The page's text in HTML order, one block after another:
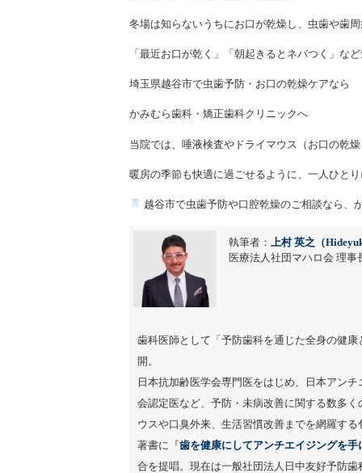
冬場は知らないうちにお口が乾燥し、虫歯や歯周
「最近お口が乾く」「朝起きるとネバつく」な
埼玉県越谷市で虫歯予防・お口の乾燥ケアなら
かみむら歯科・矯正歯科クリニックへ
当院では、唾液検査やドライマウス（お口の乾
暖房の季節も快適に過ごせるように、一人ひと
越谷市で虫歯予防や口腔乾燥のご相談なら、
執筆者： 上村 英之（
医療法人社団マハロ会 理事
歯科医師として「予防歯科を通じた全身の健
開。
日本抗加齢医学会専門医をはじめ、日本アン
会認定医など、予防・未病改善に関する数多
ウスや口臭外来、生活習慣改善までを網羅する
著書に『歯を健康にしてアンチエイジングを手
合を提唱。現在は一般社団法人日中友好予防